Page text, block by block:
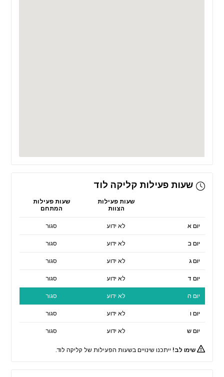
שעות פעילות קליקה לוד
שעות פעילות
הצוות
שעות פעילות
המתחם
יום א לא ידוע סגור
יום ב לא ידוע סגור
יום ג לא ידוע סגור
יום ד לא ידוע סגור
יום ה לא ידוע סגור
יום ו לא ידוע סגור
יום ש לא ידוע סגור
שימו לב! ייתכנו שינויים בשעות הפעילות של קליקה לוד.